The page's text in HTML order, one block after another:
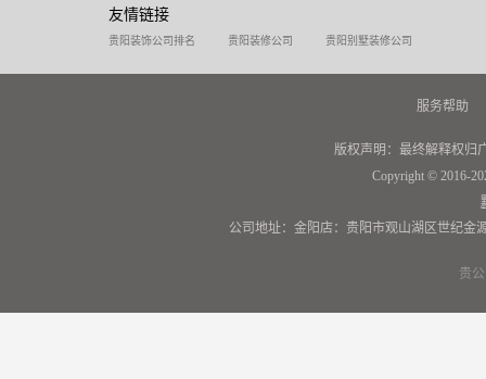
友情链接
贵阳装饰公司排名 贵阳装修公司 贵阳别墅装修公司
服务帮助
版权声明：最终解释权归
Copyright © 2016-
公司地址：金阳店：贵阳市观山湖区世纪金
贵